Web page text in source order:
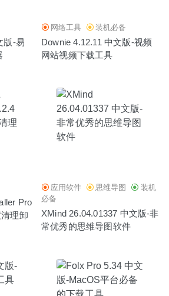
版-易
网络工具 装机必备
Downie 4.12.11 中文版-视频
网站视频下载工具
Pro
理卸
应用软件 思维导图
装机
必备
XMind 26.04.01337 中文版-非
常优秀的思维导图软件